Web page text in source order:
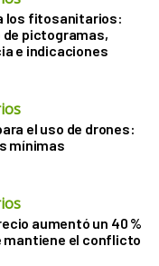
los fitosanitarios:
de pictogramas,
e indicaciones
el uso de drones:
mínimas
aumentó un 40 %
mantiene el conflicto